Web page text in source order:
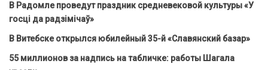
В Радомле проведут праздник средневековой культуры «У
госці да радзімічаў»
В Витебске открылся юбилейный 35-й «Славянский базар»
55 миллионов за надпись на табличке: работы Шагала